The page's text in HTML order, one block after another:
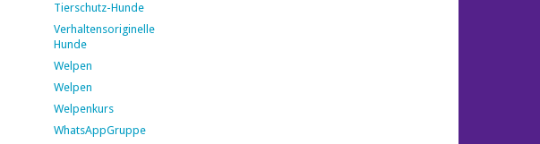
Tierschutz-Hunde
Verhaltensoriginelle
Hunde
Welpen
Welpen
Welpenkurs
WhatsAppGruppe